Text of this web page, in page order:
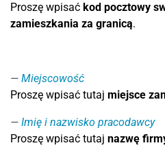
Proszę wpisać kod pocztowy
zamieszkania za granicą.
Miejscowość
Proszę wpisać tutaj miejsce
Imię i nazwisko pracodawcy
Proszę wpisać tutaj nazwę